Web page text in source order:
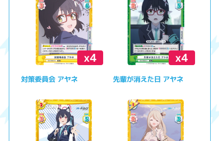
x4
対策委員会 アヤネ
x4
先輩が消えた日 アヤネ